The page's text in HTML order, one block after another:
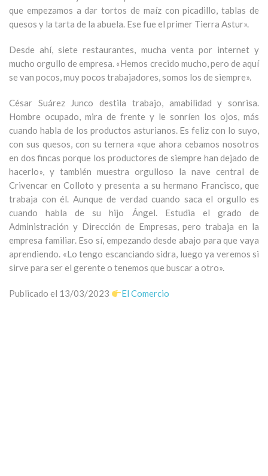
que empezamos a dar tortos de maíz con picadillo, tablas de
quesos y la tarta de la abuela. Ese fue el primer Tierra Astur».
Desde ahí, siete restaurantes, mucha venta por internet y
mucho orgullo de empresa. «Hemos crecido mucho, pero de aquí
se van pocos, muy pocos trabajadores, somos los de siempre».
César Suárez Junco destila trabajo, amabilidad y sonrisa.
Hombre ocupado, mira de frente y le sonríen los ojos, más
cuando habla de los productos asturianos. Es feliz con lo suyo,
con sus quesos, con su ternera «que ahora cebamos nosotros
en dos fincas porque los productores de siempre han dejado de
hacerlo», y también muestra orgulloso la nave central de
Crivencar en Colloto y presenta a su hermano Francisco, que
trabaja con él. Aunque de verdad cuando saca el orgullo es
cuando habla de su hijo Ángel. Estudia el grado de
Administración y Dirección de Empresas, pero trabaja en la
empresa familiar. Eso sí, empezando desde abajo para que vaya
aprendiendo. «Lo tengo escanciando sidra, luego ya veremos si
sirve para ser el gerente o tenemos que buscar a otro».
Publicado el 13/03/2023 El Comercio